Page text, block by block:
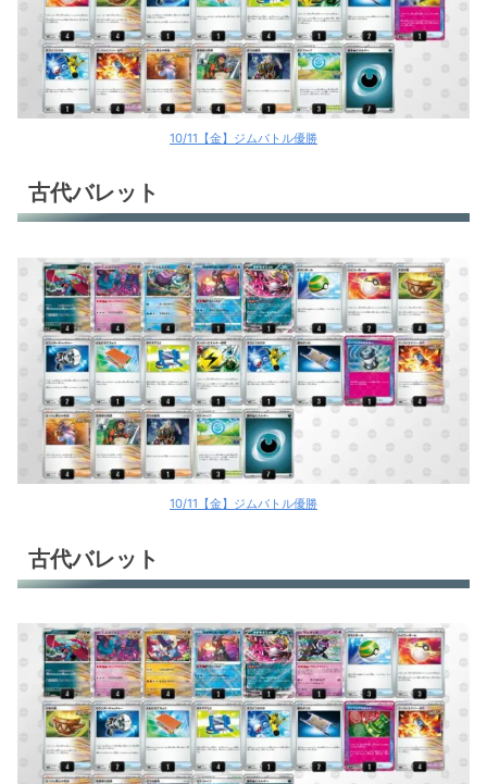
10/11【金】ジムバトル優勝
古代バレット
10/11【金】ジムバトル優勝
古代バレット